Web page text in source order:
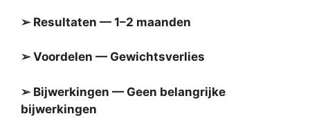
➢ Resultaten — 1–2 maanden
➢ Voordelen — Gewichtsverlies
➢ Bijwerkingen — Geen belangrijke
bijwerkingen